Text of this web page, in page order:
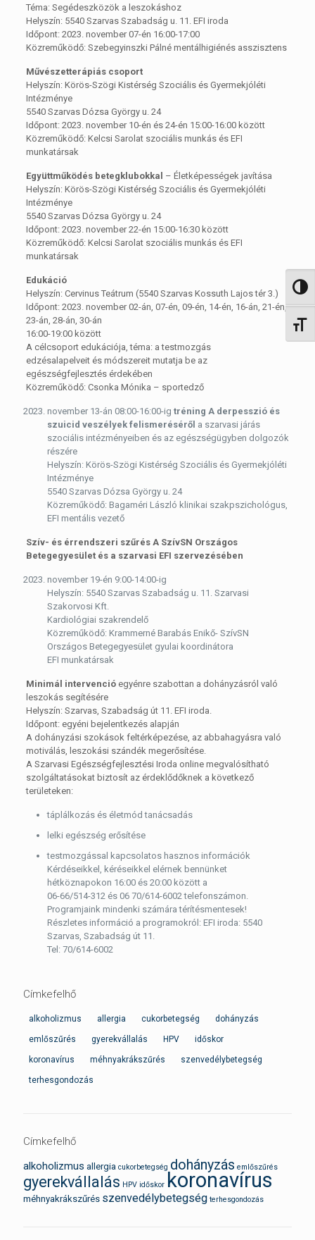
Téma: Segédeszközök a leszokáshoz
Helyszín: 5540 Szarvas Szabadság u. 11. EFI iroda
Időpont: 2023. november 07-én 16:00-17:00
Közreműködő: Szebegyinszki Pálné mentálhigiénés asszisztens
Művészetterápiás csoport
Helyszín: Körös-Szögi Kistérség Szociális és Gyermekjóléti
Intézménye
5540 Szarvas Dózsa György u. 24
Időpont: 2023. november 10-én és 24-én 15:00-16:00 között
Közreműködő: Kelcsi Sarolat szociális munkás és EFI
munkatársak
Együttműködés betegklubokkal – Életképességek javítása
Helyszín: Körös-Szögi Kistérség Szociális és Gyermekjóléti
Intézménye
5540 Szarvas Dózsa György u. 24
Időpont: 2023. november 22-én 15:00-16:30 között
Közreműködő: Kelcsi Sarolat szociális munkás és EFI
munkatársak
Edukáció
Helyszín: Cervinus Teátrum (5540 Szarvas Kossuth Lajos tér 3.)
Időpont: 2023. november 02-án, 07-én, 09-én, 14-én, 16-án, 21-én,
23-án, 28-án, 30-án
16:00-19:00 között
A célcsoport edukációja, téma: a testmozgás
edzésalapelveit és módszereit mutatja be az
egészségfejlesztés érdekében
Közreműködő: Csonka Mónika – sportedző
november 13-án 08:00-16:00-ig tréning A derpesszió és
szuicid veszélyek felismeréséről a szarvasi járás
szociális intézményeiben és az egészségügyben dolgozók
részére
Helyszín: Körös-Szögi Kistérség Szociális és Gyermekjóléti
Intézménye
5540 Szarvas Dózsa György u. 24
Közreműködő: Bagaméri László klinikai szakpszichológus,
EFI mentális vezető
Szív- és érrendszeri szűrés A SzívSN Országos
Betegegyesület és a szarvasi EFI szervezésében
november 19-én 9:00-14:00-ig
Helyszín: 5540 Szarvas Szabadság u. 11. Szarvasi
Szakorvosi Kft.
Kardiológiai szakrendelő
Közreműködő: Krammerné Barabás Enikő- SzívSN
Országos Betegegyesület gyulai koordinátora
EFI munkatársak
Minimál intervenció egyénre szabottan a dohányzásról való
leszokás segítésére
Helyszín: Szarvas, Szabadság út 11. EFI iroda.
Időpont: egyéni bejelentkezés alapján
A dohányzási szokások feltérképezése, az abbahagyásra való
motiválás, leszokási szándék megerősítése.
A Szarvasi Egészségfejlesztési Iroda online megvalósítható
szolgáltatásokat biztosít az érdeklődőknek a következő
területeken:
táplálkozás és életmód tanácsadás
lelki egészség erősítése
testmozgással kapcsolatos hasznos információk
Kérdéseikkel, kéréseikkel elérnek bennünket
hétköznapokon 16:00 és 20:00 között a
06-66/514-312 és 06 70/614-6002 telefonszámon.
Programjaink mindenki számára térítésmentesek!
Részletes információ a programokról: EFI iroda: 5540
Szarvas, Szabadság út 11.
Tel: 70/614-6002
Címkefelhő
alkoholizmus allergia cukorbetegség dohányzás
emlőszűrés gyerekvállalás HPV időskor
koronavírus méhnyakrákszűrés szenvedélybetegség
terhesgondozás
Címkefelhő
alkoholizmus allergia cukorbetegség dohányzás emlőszűrés
gyerekvállalás HPV időskor koronavírus
méhnyakrákszűrés szenvedélybetegség terhesgondozás